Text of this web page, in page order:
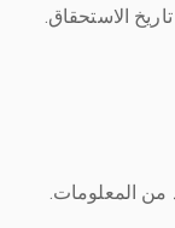
الاستحقاق.
المعلومات.